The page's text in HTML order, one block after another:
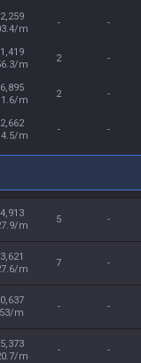
m
- -
m
2 -
m
2 -
m
- -
m
5 -
m
7 -
m
- -
m
- -